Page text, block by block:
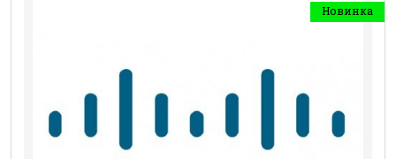
Новинка